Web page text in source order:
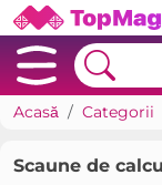
Acasă Categorii
Scaune de